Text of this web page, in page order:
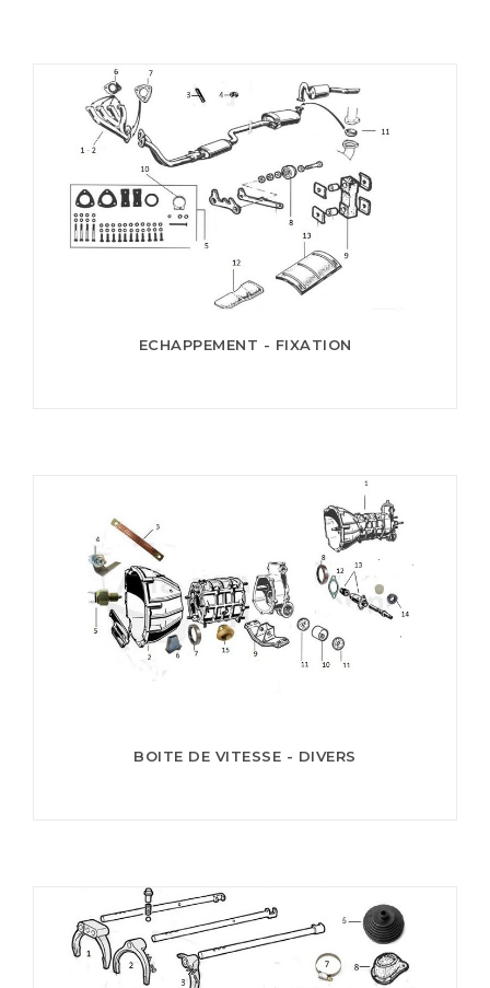
ECHAPPEMENT - FIXATION
BOITE DE VITESSE - DIVERS